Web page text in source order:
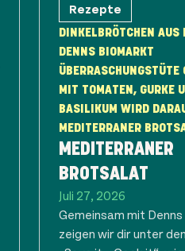
Rezepte
DINKELBRÖTCHEN AUS
DENNS BIOMARKT
ÜBERRASCHUNGSTÜTE
MIT TOMATEN, GURKE
BASILIKUM WIRD
MEDITERRANER
MEDITERRANER
BROTSALAT
Juli 27, 2026
Gemeinsam mit
zeigen wir dir unter